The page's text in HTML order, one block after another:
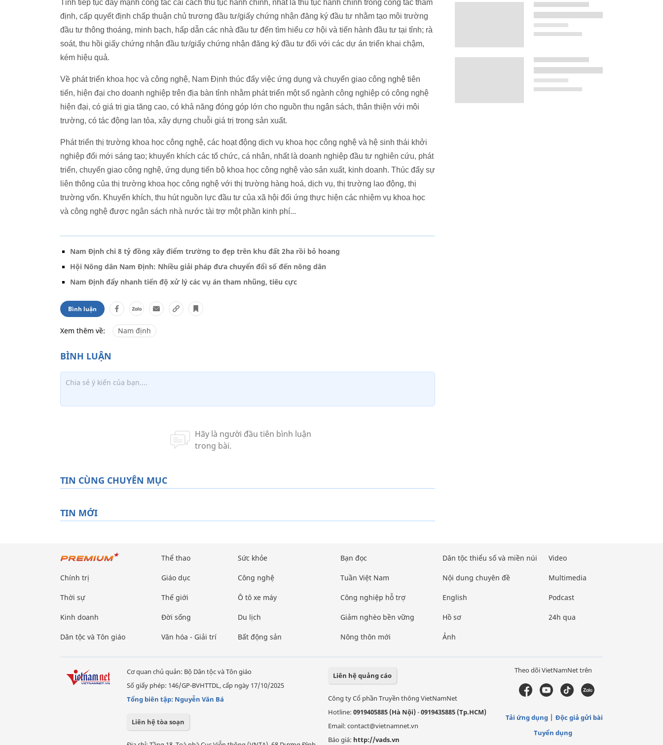
Tỉnh tiếp tục đẩy mạnh công tác cải cách thủ tục hành chính, nhất là thủ tục hành chính trong công tác thẩm
định, cấp quyết định chấp thuận chủ trương đầu tư/giấy chứng nhận đăng ký đầu tư nhằm tạo môi trường
đầu tư thông thoáng, minh bạch, hấp dẫn các nhà đầu tư đến tìm hiểu cơ hội và tiến hành đầu tư tại tỉnh; rà
soát, thu hồi giấy chứng nhận đầu tư/giấy chứng nhận đăng ký đầu tư đối với các dự án triển khai chậm,
kém hiệu quả.
Về phát triển khoa học và công nghệ, Nam Định thúc đẩy việc ứng dụng và chuyển giao công nghệ tiên
tiến, hiện đại cho doanh nghiệp trên địa bàn tỉnh nhằm phát triển một số ngành công nghiệp có công nghệ
hiện đại, có giá trị gia tăng cao, có khả năng đóng góp lớn cho nguồn thu ngân sách, thân thiện với môi
trường, có tác động lan tỏa, xây dựng chuỗi giá trị trong sản xuất.
Phát triển thị trường khoa học công nghệ, các hoạt động dịch vụ khoa học công nghệ và hệ sinh thái khởi
nghiệp đổi mới sáng tạo; khuyến khích các tổ chức, cá nhân, nhất là doanh nghiệp đầu tư nghiên cứu, phát
triển, chuyển giao công nghệ, ứng dụng tiến bộ khoa học công nghệ vào sản xuất, kinh doanh. Thúc đẩy sự
liên thông của thị trường khoa học công nghệ với thị trường hàng hoá, dịch vụ, thị trường lao động, thị
trường vốn. Khuyến khích, thu hút nguồn lực đầu tư của xã hội đối ứng thực hiện các nhiệm vụ khoa học
và công nghệ được ngân sách nhà nước tài trợ một phần kinh phí...
Nam Định chi 8 tỷ đồng xây điểm trường to đẹp trên khu đất 2ha rồi bỏ hoang
Hội Nông dân Nam Định: Nhiều giải pháp đưa chuyển đổi số đến nông dân
Nam Định đẩy nhanh tiến độ xử lý các vụ án tham nhũng, tiêu cực
Bình luận
Xem thêm về: Nam định
TIN CÙNG CHUYÊN MỤC
TIN MỚI
Chính trị
Thời sự
Kinh doanh
Dân tộc và Tôn giáo
Thể thao
Giáo dục
Thế giới
Đời sống
Văn hóa - Giải trí
Sức khỏe
Công nghệ
Ô tô xe máy
Du lịch
Bất động sản
Bạn đọc
Tuần Việt Nam
Công nghiệp hỗ trợ
Giảm nghèo bền vững
Nông thôn mới
Dân tộc thiểu số và miền núi
Nội dung chuyên đề
English
Hồ sơ
Ảnh
Video
Multimedia
Podcast
24h qua
Cơ quan chủ quản: Bộ Dân tộc và Tôn giáo
Số giấy phép: 146/GP-BVHTTDL, cấp ngày 17/10/2025
Tổng biên tập: Nguyễn Văn Bá
Liên hệ tòa soạn
Liên hệ quảng cáo
Công ty Cổ phần Truyền thông VietNamNet
Hotline: 0919405885 (Hà Nội)-0919435885 (Tp.HCM)
Email: contact@vietnamnet.vn
Báo giá: http://vads.vn
Theo dõi VietNamNet trên
Tải ứng dụng
Độc giả gửi bài
Tuyển dụng